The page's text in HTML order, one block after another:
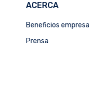
ACERCA
Beneficios
Prensa